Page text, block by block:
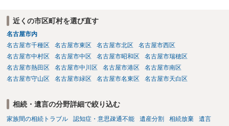
近くの市区町村を選び直す
名古屋市内
名古屋市千種区
名古屋市東区 名古屋市北区
名古屋市西区
名古屋市中村区
名古屋市中区 名古屋市昭和区
名古屋市瑞穂区
名古屋市熱田区
名古屋市中川区 名古屋市港区
名古屋市南区
名古屋市守山区
名古屋市緑区 名古屋市名東区 名古屋市天白区
相続・遺言の分野詳細で絞り込む
家族間の相続トラブル 認知症・意思疎通不能 遺産分割 相続放棄
遺言